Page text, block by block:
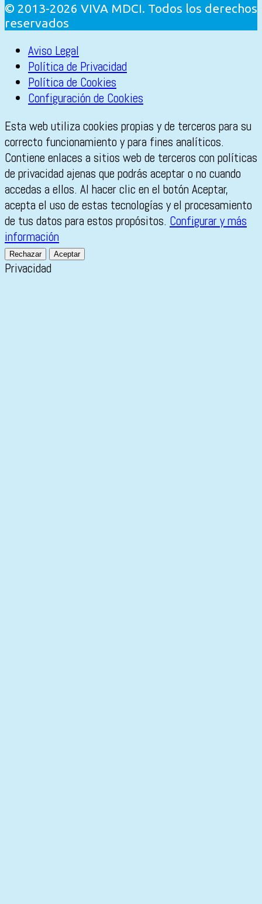
© 2013-2026 VIVA MDCI. Todos los derechos
reservados
Aviso Legal
Política de Privacidad
Política de Cookies
Configuración de Cookies
Esta web utiliza cookies propias y de terceros para su
correcto funcionamiento y para fines analíticos.
Contiene enlaces a sitios web de terceros con políticas
de privacidad ajenas que podrás aceptar o no cuando
accedas a ellos. Al hacer clic en el botón Aceptar,
acepta el uso de estas tecnologías y el procesamiento
de tus datos para estos propósitos. Configurar y más
información
Rechazar Aceptar
Privacidad